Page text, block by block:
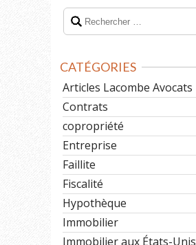
CATÉGORIES
Articles Lacombe Avocats
Contrats
copropriété
Entreprise
Faillite
Fiscalité
Hypothèque
Immobilier
Immobilier aux États-Unis